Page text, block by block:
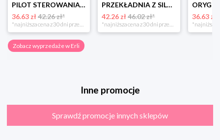
PILOT STEROWANIA 2.4G DO AUT AUTA NA AKUMULATOR Kontroler JR TYP 2
36.63 zł42.26 zł*
*najniższa cena z 30 dni przed obniżką
PRZEKŁADNIA Z SILNIKIEM 12V/20000rpm/45W Silnik Napęd do auta na akumulator
42.26 zł 46.02 zł*
*najniższa cena z 30 dni przed obniżką
36.63 zł
Zobacz wyprzedaże w Erli
Inne promocje
Sprawdź promocje innych sklepów